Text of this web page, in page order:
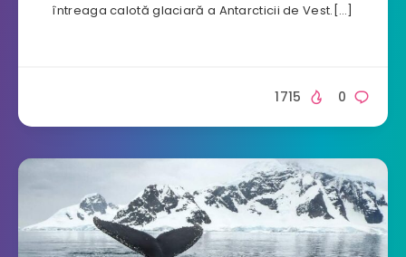
întreaga calotă glaciară a Antarcticii de Vest.[…]
0
1715